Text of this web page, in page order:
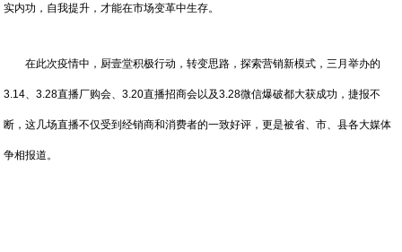
实内功，自我提升，才能在市场变革中生存。
在此次疫情中，厨壹堂积极行动，转变思路，探索营销新模式，三月举办的
3.14、3.28直播厂购会、3.20直播招商会以及3.28微信爆破都大获成功，捷报不
断，这几场直播不仅受到经销商和消费者的一致好评，更是被省、市、县各大媒体
争相报道。